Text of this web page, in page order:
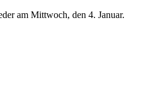
am Mittwoch, den 4. Januar.